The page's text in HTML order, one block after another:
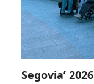
Segovia’ 2026